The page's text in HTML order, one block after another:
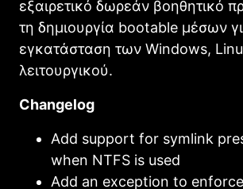
εξαιρετικό δωρεάν βοηθητικό
τη δημιουργία bootable μέσων
εγκατάσταση των Windows,
λειτουργικού.
Changelog
Add support for symlink
when NTFS is used
Add an exception to